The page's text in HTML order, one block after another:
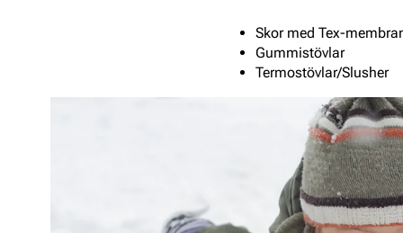
Skor med Tex-
Gummistövlar
Termostövlar/Slusher